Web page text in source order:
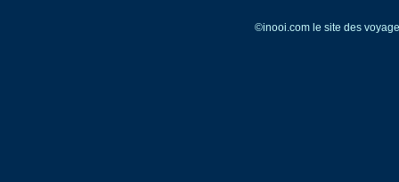
©inooi.com le site des